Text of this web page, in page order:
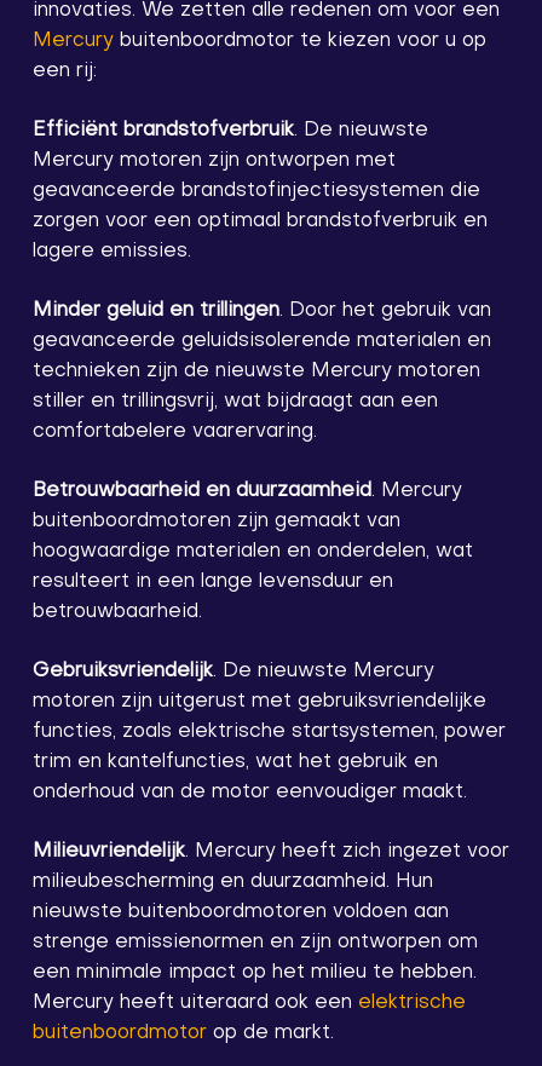
innovaties. We zetten alle redenen om voor een
Mercurybuitenboordmotor te kiezen voor u op
een rij:
Efficiënt brandstofverbruik. De nieuwste
Mercury motoren zijn ontworpen met
geavanceerde brandstofinjectiesystemen die
zorgen voor een optimaal brandstofverbruik en
lagere emissies.
Minder geluid en trillingen. Door het gebruik van
geavanceerde geluidsisolerende materialen en
technieken zijn de nieuwste Mercury motoren
stiller en trillingsvrij, wat bijdraagt aan een
comfortabelere vaarervaring.
Betrouwbaarheid en duurzaamheid. Mercury
buitenboordmotoren zijn gemaakt van
hoogwaardige materialen en onderdelen, wat
resulteert in een lange levensduur en
betrouwbaarheid.
Gebruiksvriendelijk. De nieuwste Mercury
motoren zijn uitgerust met gebruiksvriendelijke
functies, zoals elektrische startsystemen, power
trim en kantelfuncties, wat het gebruik en
onderhoud van de motor eenvoudiger maakt.
Milieuvriendelijk. Mercury heeft zich ingezet voor
milieubescherming en duurzaamheid. Hun
nieuwste buitenboordmotoren voldoen aan
strenge emissienormen en zijn ontworpen om
een minimale impact op het milieu te hebben.
Mercury heeft uiteraard ook een elektrische
buitenboordmotorop de markt.